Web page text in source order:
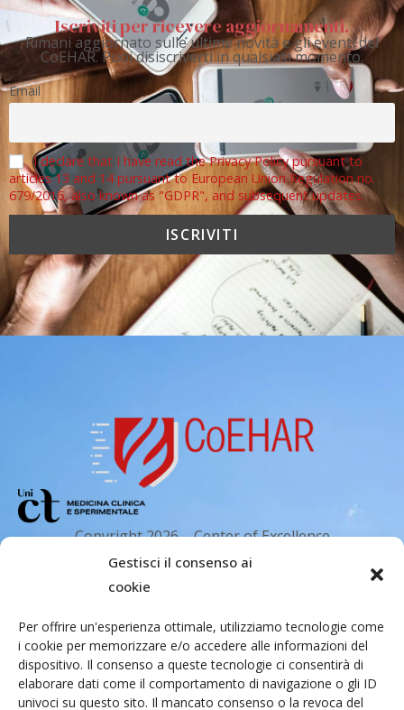
Gestisci il consenso ai
cookie
Per offrire un'esperienza ottimale, utilizziamo tecnologie come
i cookie per memorizzare e/o accedere alle informazioni del
dispositivo. Il consenso a queste tecnologie ci consentirà di
elaborare dati come il comportamento di navigazione o gli ID
univoci su questo sito. Il mancato consenso o la revoca del
Iscriviti per ricevere aggiornamenti.
Rimani aggiornato sulle ultime novità e gli eventi del
CoEHAR. Puoi disiscriverti in qualsiasi momento.
Email
I declare that I have read the Privacy Policy pursuant to
articles 13 and 14 pursuant to European Union Regulation no.
679/2016, also known as "GDPR", and subsequent updates.
Copyright 2026 – Center of Excellence
for the acceleration of Harm Reduction.
Tutti i diritti riservati.
Indirizzo email